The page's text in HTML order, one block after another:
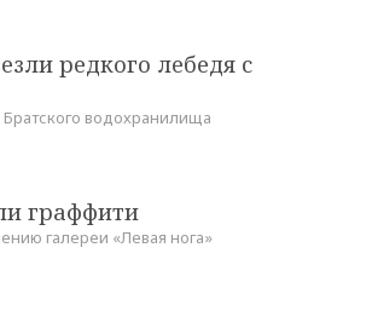
редкого лебедя с
водохранилища
граффити
галереи «Левая нога»